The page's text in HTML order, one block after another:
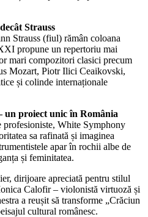
Strauss
Strauss (fiul) rămân coloana
propune un repertoriu mai
mari compozitori clasici precum
Mozart, Piotr Ilici Ceaikovski,
și colinde internaționale
un proiect unic în România
White Symphony
sa rafinată și imaginea
apar în rochii albe de
și feminitatea.
dirijoare apreciată pentru stilul
Calofir – violonistă virtuoză și
a reușit să transforme „Crăciun
cultural românesc.